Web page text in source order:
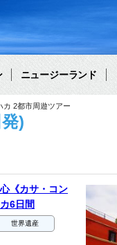
ニュージーランド
カ 2都市周遊ツアー
)
《カサ・コン
6日間
世界遺産